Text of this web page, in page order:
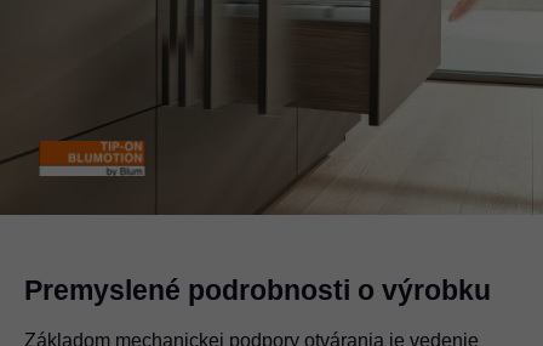
Premyslené podrobnosti o výrobku
Základom mechanickej podpory otvárania je vedenie